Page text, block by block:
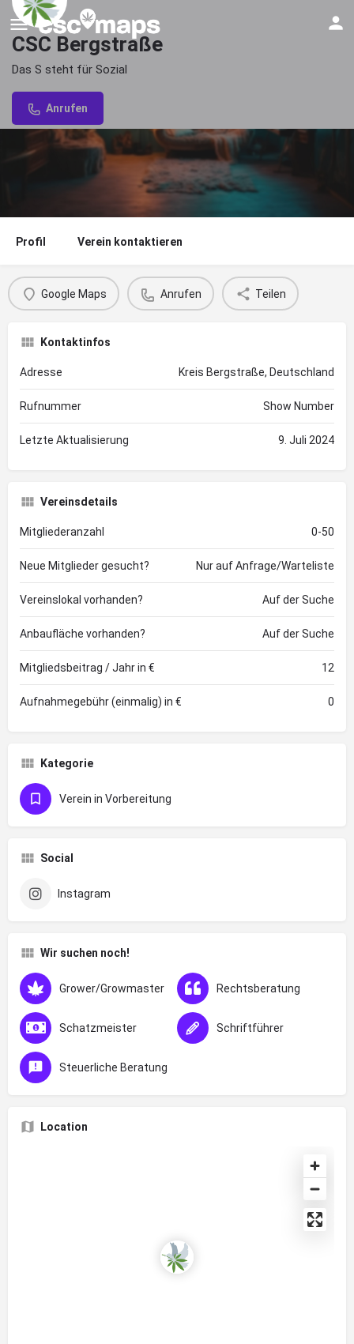
CSC Bergstraße
Das S steht für Sozial
Anrufen
Profil Verein kontaktieren
Google Maps Anrufen Teilen
Kontaktinfos
Adresse Kreis Bergstraße, Deutschland
Rufnummer Show Number
Letzte Aktualisierung 9. Juli 2024
Vereinsdetails
Mitgliederanzahl 0-50
Neue Mitglieder gesucht? Nur auf Anfrage/Warteliste
Vereinslokal vorhanden? Auf der Suche
Anbaufläche vorhanden? Auf der Suche
Mitgliedsbeitrag / Jahr in € 12
Aufnahmegebühr (einmalig) in € 0
Kategorie
Verein in Vorbereitung
Social
Instagram
Wir suchen noch!
Grower/Growmaster Rechtsberatung
Schatzmeister Schriftführer
Steuerliche Beratung
Location